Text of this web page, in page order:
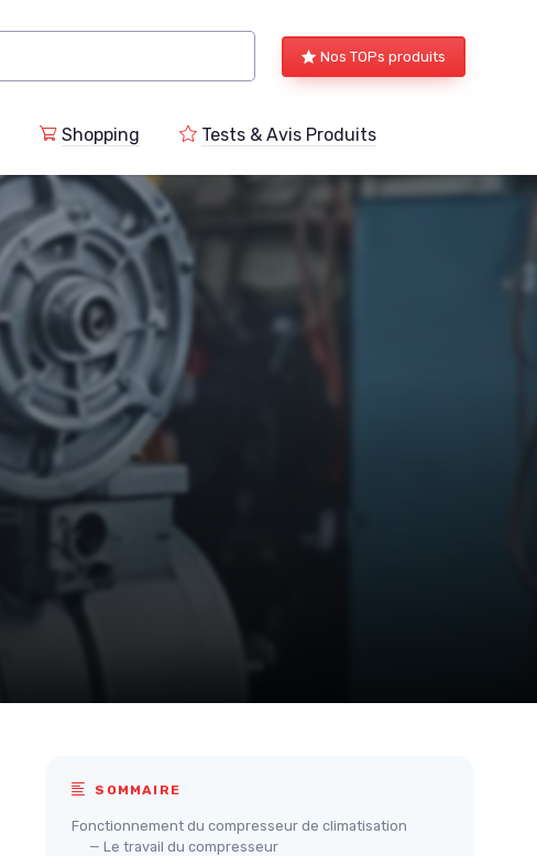
Nos TOPs produits
Shopping Tests & Avis Produits
SOMMAIRE
Fonctionnement du compresseur de climatisation
— Le travail du compresseur